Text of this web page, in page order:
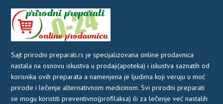
Sajt prirodni preparati.rs je specijalizovana online prodavnica
nastala na osnovu iskustva u prodaji(apoteka) i iskustva saznatih od
korisnika ovih preparata a namenjena je ljudima koji veruju u moć
prirode i lečenje alternativnom medicinom. Svi prirodni preparati
se mogu koristiti preventivno(profilaksa) ili za lečenje već nastalih